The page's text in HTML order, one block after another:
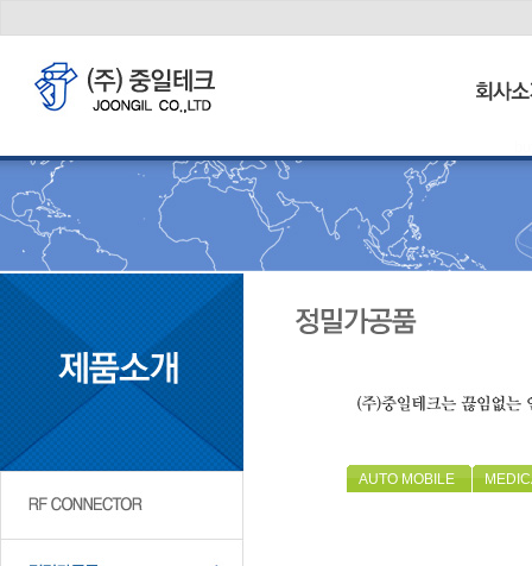
AUTO MOBILE